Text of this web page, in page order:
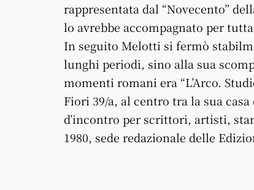
rappresentata dal “Novecento”
lo avrebbe accompagnato per
In seguito Melotti si fermò
lunghi periodi, sino alla sua
momenti romani era “L’Arco.
Fiori 39/a, al centro tra la sua
d’incontro per scrittori, artisti,
1980, sede redazionale delle